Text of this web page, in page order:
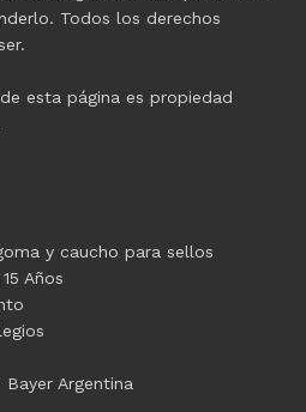
Todos los derechos
esta página es propiedad
y caucho para sellos
Años
Argentina